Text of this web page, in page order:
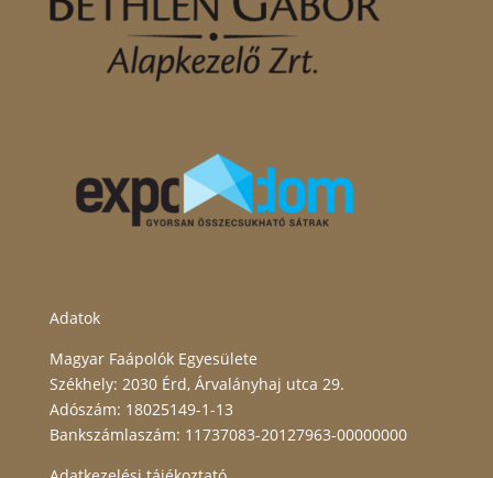
Adatok
Magyar Faápolók Egyesülete
Székhely: 2030 Érd, Árvalányhaj utca 29.
Adószám: 18025149-1-13
Bankszámlaszám: 11737083-20127963-00000000